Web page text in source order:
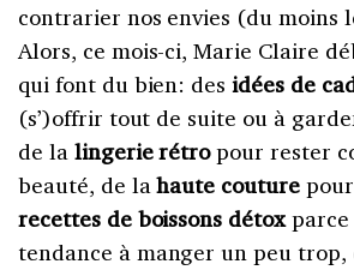
contrarier nos envies (du moins
Alors, ce mois-ci,Marie Claire
qui font du bien: desidées de
(s’)offrir tout de suite ou à
de la lingerie rétropour rester
beauté, de lahaute couturepour
recettes de boissons détoxparce
tendance à manger un peu trop,